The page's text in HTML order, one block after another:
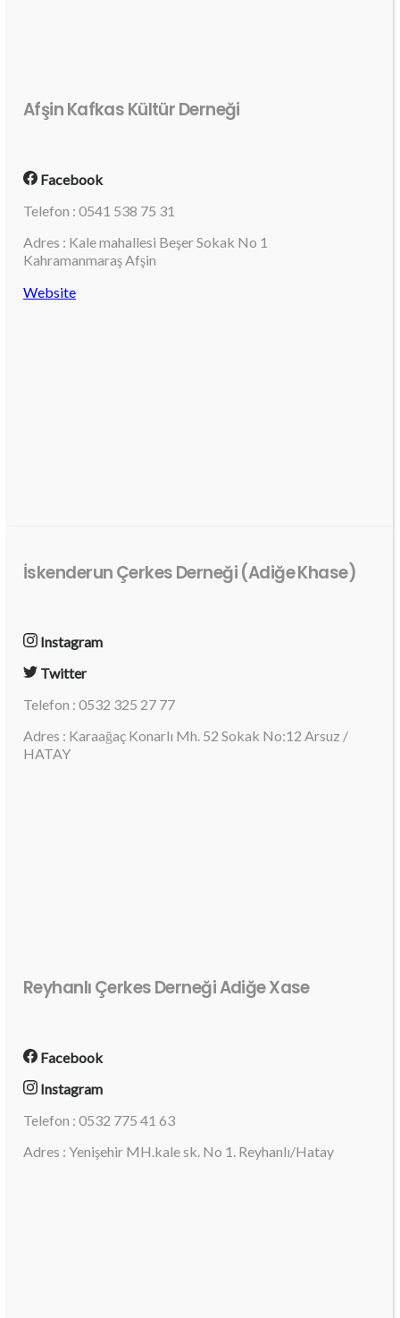
Afşin Kafkas Kültür Derneği
Facebook
Telefon : 0541 538 75 31
Adres : Kale mahallesi Beşer Sokak No 1
Kahramanmaraş Afşin
Website
İskenderun Çerkes Derneği (Adiğe Khase)
Instagram
Twitter
Telefon : 0532 325 27 77
Adres : Karaağaç Konarlı Mh. 52 Sokak No:12 Arsuz /
HATAY
Reyhanlı Çerkes Derneği Adiğe Xase
Facebook
Instagram
Telefon : 0532 775 41 63
Adres : Yenişehir MH.kale sk. No 1. Reyhanlı/Hatay